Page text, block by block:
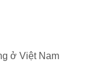
ở Việt Nam